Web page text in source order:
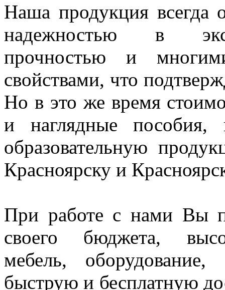
Наша продукция всегда
надежностью в
прочностью и
свойствами, что
Но в это же время
и наглядные
образовательную
Красноярску и
При работе с нами Вы
своего бюджета,
мебель,
быструю и бесплатную